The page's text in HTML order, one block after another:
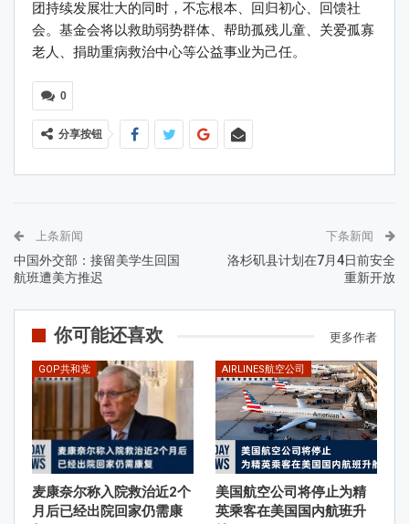
团持续发展壮大的同时，不忘根本、回归初心、回馈社
会。基金会将以救助弱势群体、帮助孤残儿童、关爱孤寡
老人、捐助重病救治中心等公益事业为己任。
0
分享按钮
上条新闻
中国外交部：接留美学生回国
航班遭美方推迟
下条新闻
洛杉矶县计划在7月4日前安全
重新开放
你可能还喜欢 更多作者
GOP共和党
麦康奈尔称入院救治近2个
月后已经出院回家仍需康
AIRLINES航空公司
美国航空公司将停止为精
英乘客在美国国内航班升